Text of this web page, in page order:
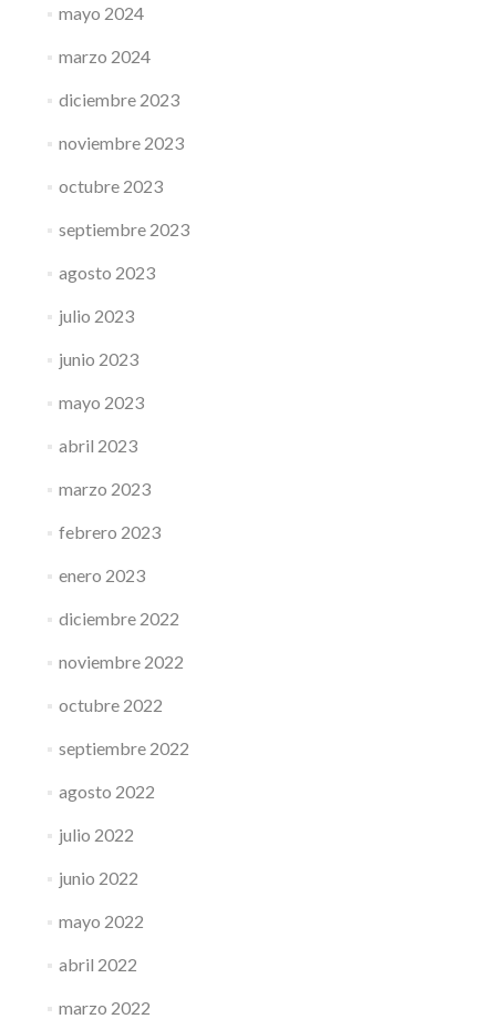
mayo 2024
marzo 2024
diciembre 2023
noviembre 2023
octubre 2023
septiembre 2023
agosto 2023
julio 2023
junio 2023
mayo 2023
abril 2023
marzo 2023
febrero 2023
enero 2023
diciembre 2022
noviembre 2022
octubre 2022
septiembre 2022
agosto 2022
julio 2022
junio 2022
mayo 2022
abril 2022
marzo 2022